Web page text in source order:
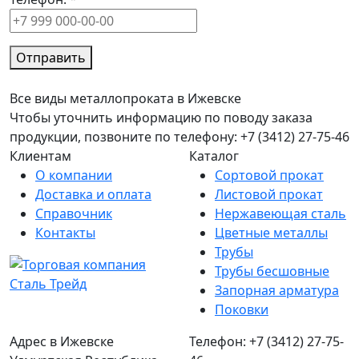
Отправить
Все виды металлопроката в Ижевске
Чтобы уточнить информацию по поводу заказа
продукции, позвоните по телефону: +7 (3412) 27-75-46
Клиентам
О компании
Доставка и оплата
Справочник
Контакты
Каталог
Сортовой прокат
Листовой прокат
Нержавеющая сталь
Цветные металлы
Трубы
Трубы бесшовные
Запорная арматура
Поковки
Адрес в Ижевске
Телефон: +7 (3412) 27-75-